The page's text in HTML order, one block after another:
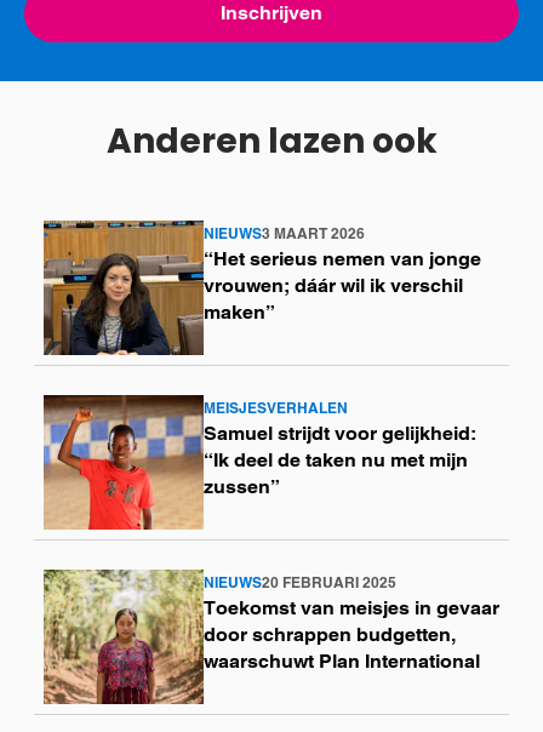
Inschrijven
Anderen lazen ook
NIEUWS3 MAART 2026
“Het serieus nemen van jonge
vrouwen; dáár wil ik verschil
maken”
Lees
meer
MEISJESVERHALEN
Samuel strijdt voor gelijkheid:
“Ik deel de taken nu met mijn
zussen”
Lees
meer
NIEUWS20 FEBRUARI 2025
Toekomst van meisjes in gevaar
door schrappen budgetten,
waarschuwt Plan International
Lees
meer